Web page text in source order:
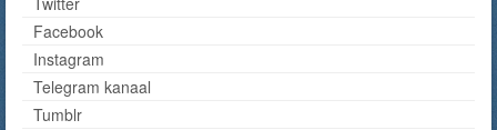
Facebook
Instagram
Telegram kanaal
Tumblr